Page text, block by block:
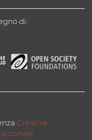
di:
Creative